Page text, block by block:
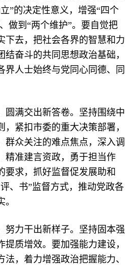
”的决定性意义，增强“四个
做到“两个维护”。要自觉把
下去，把社会各界的智慧和力
奋斗的共同思想政治基础，
界人士始终与党同心同德、同
满交出新答卷。坚持围绕中
紧扣市委的重大决策部署，
群众关注的难点焦点，深入调
精准建言资政，勇于担当作
要求，抓好监督促发展助和
、书”监督方式，推动党政各
力干出新样子。坚持固本强
质增效。要加强能力建设，
，着力增强政治把握能力、